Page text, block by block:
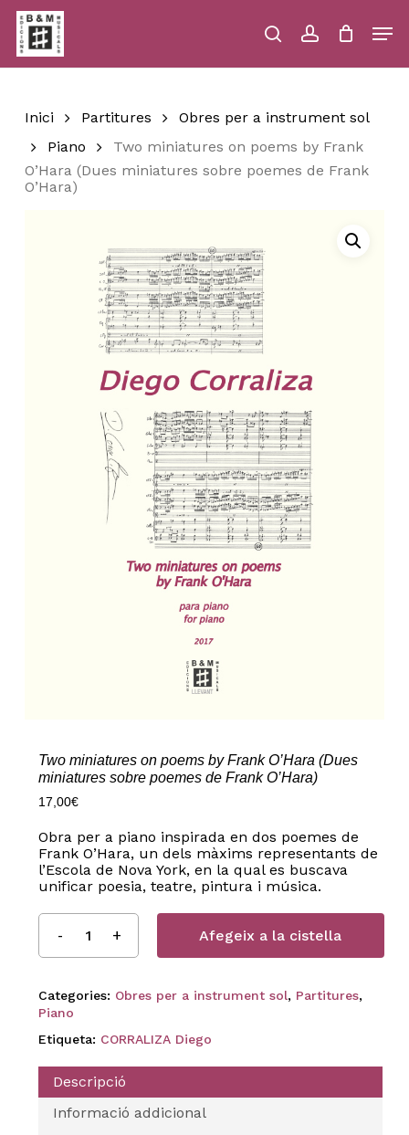
Skip
main
content
searchaccount
Close
Inici Partitures
Obres per a instrument sol
Piano
Two miniatures on poems by Frank
O’Hara (Dues miniatures sobre poemes de Frank
O’Hara)
Two miniatures on poems by Frank O’Hara (Dues
miniatures sobre poemes de Frank O’Hara)
17,00€
Obra per a piano inspirada en dos poemes de
Frank O’Hara, un dels màxims representants de
l’Escola de Nova York, en la qual es buscava
unificar poesia, teatre, pintura i música.
Afegeix a la cistella
Categories: Obres per a instrument sol, Partitures,
Piano
Etiqueta: CORRALIZA Diego
Descripció
Informació addicional
Menu